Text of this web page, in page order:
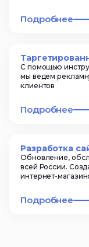
Подробнее
С помощью
мы ведем
клиентов
Подробнее
Разработка
Обновление,
всей России.
интернет-
Подробнее